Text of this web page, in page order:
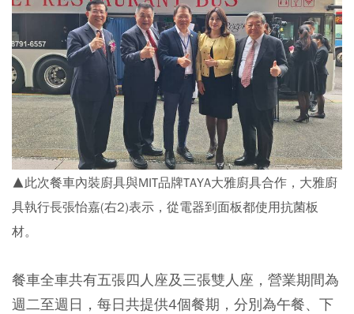
▲此次餐車內裝廚具與MIT品牌TAYA大雅廚具合作，大雅廚
具執行長張怡嘉(右2)表示，從電器到面板都使用抗菌板
材。
餐車全車共有五張四人座及三張雙人座，營業期間為
週二至週日，每日共提供4個餐期，分別為午餐、下